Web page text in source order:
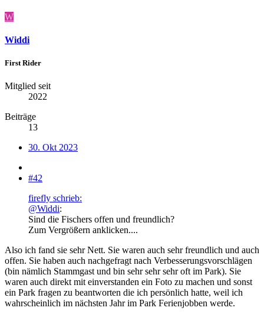
W
Widdi
First Rider
Mitglied seit
2022
Beiträge
13
30. Okt 2023
#42
firefly schrieb:
@Widdi:
Sind die Fischers offen und freundlich?
Zum Vergrößern anklicken....
Also ich fand sie sehr Nett. Sie waren auch sehr freundlich und auch
offen. Sie haben auch nachgefragt nach Verbesserungsvorschlägen
(bin nämlich Stammgast und bin sehr sehr sehr oft im Park). Sie
waren auch direkt mit einverstanden ein Foto zu machen und sonst
ein Park fragen zu beantworten die ich persönlich hatte, weil ich
wahrscheinlich im nächsten Jahr im Park Ferienjobben werde.